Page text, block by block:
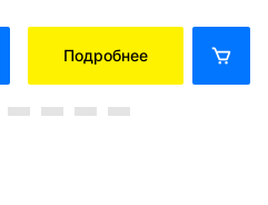
Подробнее